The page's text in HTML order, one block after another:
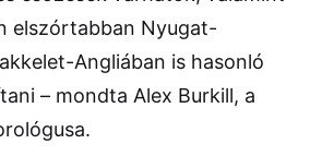
elszórtabban Nyugat-
Angliában is hasonló
– mondta Alex Burkill, a